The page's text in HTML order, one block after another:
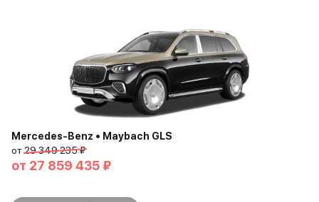
Mercedes-Benz • Maybach GLS
от29 349 235 ₽
от 27 859 435 ₽